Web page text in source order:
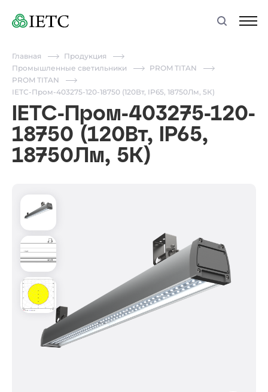
Главная
Продукция
Промышленные светильники
PROM TITAN
PROM TITAN
IETC-Пром-403275-120-18750 (120Вт, IP65, 18750Лм, 5К)
IETC-Пром-403275-120-
18750 (120Вт, IP65,
18750Лм, 5К)